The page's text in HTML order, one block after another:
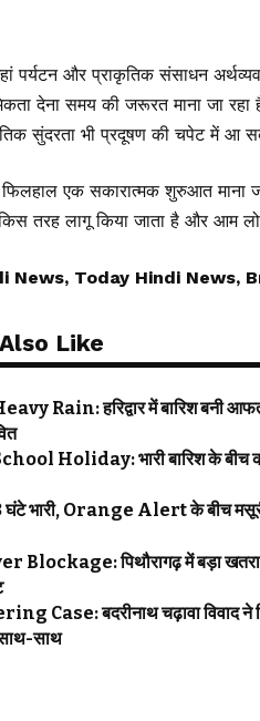
पर्यटन और प्राकृतिक संसाधन
देना समय की जरूरत माना जा रहा
सुंदरता भी प्रदूषण की चपेट में आ
एक सकारात्मक शुरुआत माना
तरह लागू किया जाता है और आम
News, Today Hindi News,
Like
Rain: हरिद्वार में बारिश बनी
Holiday: भारी बारिश के बीच कई
भारी, Orange Alert के बीच मसूरी
पिथौरागढ़ में बड़ा खतरा!
बदरीनाथ चढ़ावा विवाद ने
साथ